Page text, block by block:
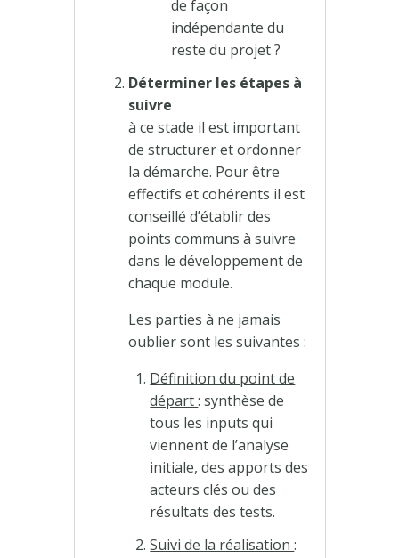
de façon
indépendante du
reste du projet ?
Déterminer les étapes à
suivre
à ce stade il est important
de structurer et ordonner
la démarche. Pour être
effectifs et cohérents il est
conseillé d’établir des
points communs à suivre
dans le développement de
chaque module.
Les parties à ne jamais
oublier sont les suivantes :
Définition du point de
départ: synthèse de
tous les inputs qui
viennent de l’analyse
initiale, des apports des
acteurs clés ou des
résultats des tests.
Suivi de la réalisation: